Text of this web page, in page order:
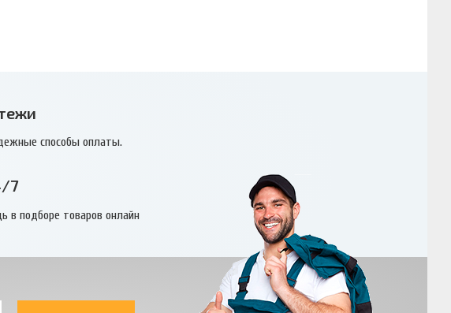
способы оплаты.
7
в подборе товаров онлайн